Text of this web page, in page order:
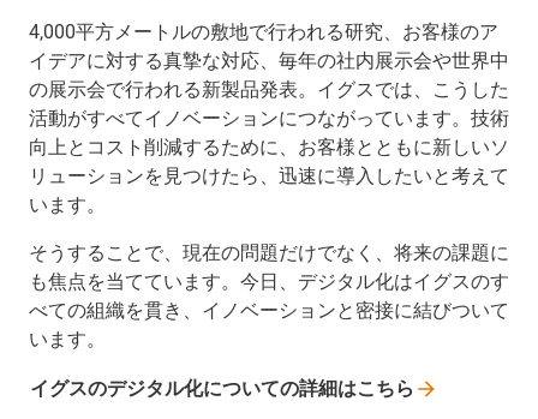
4,000平方メートルの敷地で行われる研究、お客様のア
イデアに対する真摯な対応、毎年の社内展示会や世界中
の展示会で行われる新製品発表。イグスでは、こうした
活動がすべてイノベーションにつながっています。技術
向上とコスト削減するために、お客様とともに新しいソ
リューションを見つけたら、迅速に導入したいと考えて
います。
そうすることで、現在の問題だけでなく、将来の課題に
も焦点を当てています。今日、デジタル化はイグスのす
べての組織を貫き、イノベーションと密接に結びついて
います。
イグスのデジタル化についての詳細はこちら